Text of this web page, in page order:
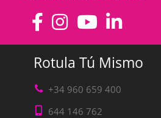
Rotula Tú Mismo
+34 960 659 400
644 146 762